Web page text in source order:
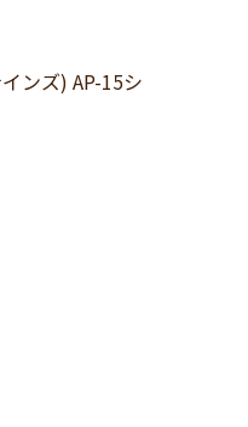
ンズ) AP-15シ